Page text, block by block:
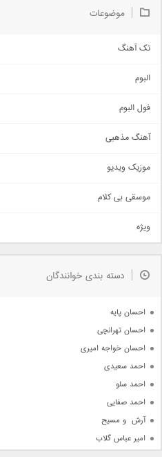
موضوعات
تک آهنگ
اجتماعی
حماسی
سنتی
اهنگ بندرعباسی
دمو
مذهبی
جدیدترین ها
البوم
فول البوم
آهنگ مذهبی
موزیک ویدیو
موسقی بی کلام
ویژه
دسته بندی خوانندگان
احسان پایه
احسان تهرانچی
احسان خواجه امیری
احمد سعیدی
احمد سلو
احمد صفایی
آرش  و مسیح
امیر عباس گلاب